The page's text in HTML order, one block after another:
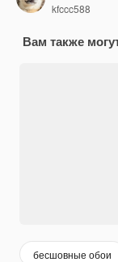
kfccc588
Вам также
бесшовные обои